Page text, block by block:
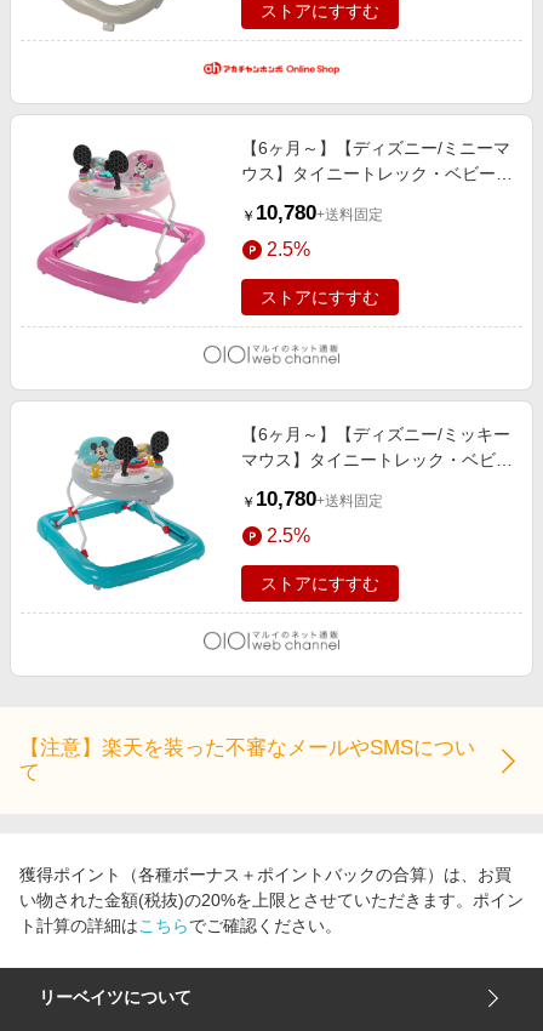
ストアにすすむ
【6ヶ月～】【ディズニー/ミニーマ
ウス】タイニートレック・ベビーウ
￥ 10,780+送料固定
2.5%
ストアにすすむ
【6ヶ月～】【ディズニー/ミッキー
マウス】タイニートレック・ベビー
￥ 10,780+送料固定
2.5%
ストアにすすむ
【注意】楽天を装った不審なメールやSMSについ
て
獲得ポイント（各種ボーナス＋ポイントバックの合算）は、お買
い物された金額(税抜)の20%を上限とさせていただきます。ポイン
ト計算の詳細はこちらでご確認ください。
リーベイツについて